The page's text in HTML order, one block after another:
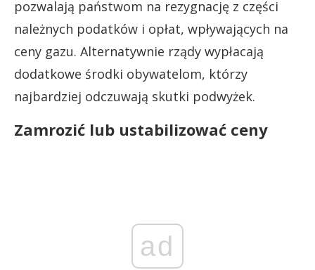
pozwalają państwom na rezygnację z części
należnych podatków i opłat, wpływających na
ceny gazu. Alternatywnie rządy wypłacają
dodatkowe środki obywatelom, którzy
najbardziej odczuwają skutki podwyżek.
Zamrozić lub ustabilizować ceny
ad